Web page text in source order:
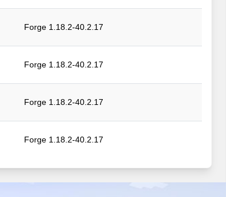
Forge 1.18.2-40.2.17
Forge 1.18.2-40.2.17
Forge 1.18.2-40.2.17
Forge 1.18.2-40.2.17